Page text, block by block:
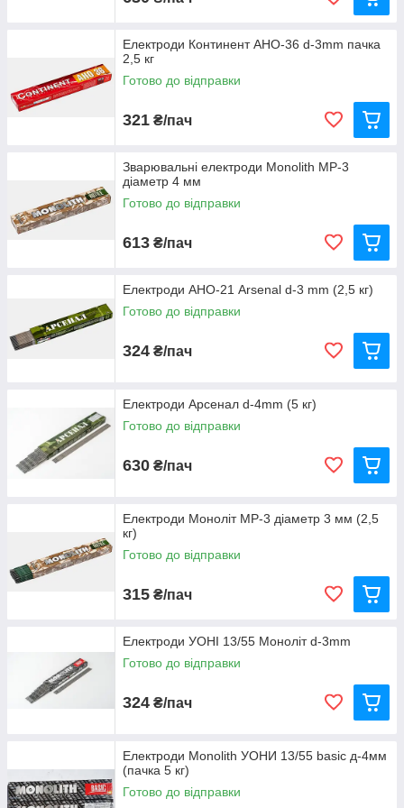
порошка Мн может оказаться больше Мэ и тогда W условно
учитывается также масса электродного покрытия. В среднем
заказывают электроды по отраслевым нормам
Минмонтажспецстроя: для изготовления
металлоконструкций 1,35 % и для их монтажа 0,4 % массы
изготовляемых и монтируемых конструкций.
Електроди Континент АНО-36 d-3mm пачка
2,5 кг
Готово до відправки
321 ₴/пач
Зварювальні електроди Monolith МР-3
діаметр 4 мм
Готово до відправки
613 ₴/пач
Електроди АНО-21 Arsenal d-3 mm (2,5 кг)
Готово до відправки
324 ₴/пач
Електроди Арсенал d-4mm (5 кг)
Готово до відправки
630 ₴/пач
Електроди Моноліт МР-3 діаметр 3 мм (2,5
кг)
Готово до відправки
315 ₴/пач
Електроди УОНІ 13/55 Моноліт d-3mm
Готово до відправки
324 ₴/пач
Електроди Monolith УОНИ 13/55 basic д-4мм
(пачка 5 кг)
Готово до відправки